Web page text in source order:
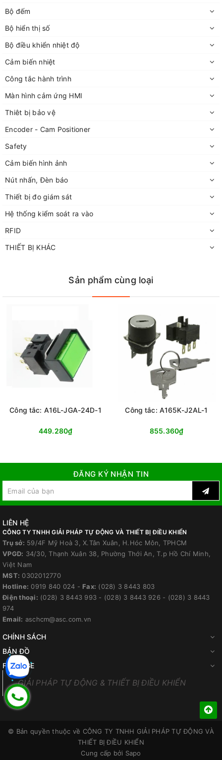
Bộ đếm
Bộ hiển thị số
Bộ điều khiển nhiệt độ
Cảm biến nhiệt
Công tắc hành trình
Màn hình cảm ứng HMI
Thiêt bị bảo vệ
Encoder - Cam Positioner
Safety
Cảm biến hình ảnh
Nút nhấn, Đèn báo
Thiết bị đo giám sát
Hệ thống kiểm soát ra vào
RFID
THIẾT BỊ KHÁC
Sản phẩm cùng loại
Công tắc: A16L-JGA-24D-1
449.280₫
Công tắc: A165K-J2AL-1
855.360₫
ĐĂNG KÝ NHẬN TIN
LIÊN HỆ
CÔNG TY TNHH GIẢI PHÁP TỰ ĐỘNG VÀ THIẾT BỊ ĐIỀU KHIỂN
Trụ sở: 59/4F Mỹ Hoà 3, X.Tân Xuân, H.Hóc Môn, TPHCM
VPGD: 34/30, Thạnh Xuân 38, Phường Thới An, T.p Hồ Chí Minh,
Việt Nam
MST: 0302012770
Hotline: 0919 840 024 - Fax: (028) 3 8443 803
Điện thoại: (028) 3 8443 993 - (028) 3 8443 926 - (028) 3 8443
974
Email: aschcm@asc.com.vn
CHÍNH SÁCH
BẢN ĐỒ
FANPAGE
GIẢI PHÁP TỰ ĐỘNG & THIẾT BỊ ĐIỀU KHIỂN
© Bản quyền thuộc về CÔNG TY TNHH GIẢI PHÁP TỰ ĐỘNG VÀ
THIẾT BỊ ĐIỀU KHIỂN
Cung cấp bởi Sapo